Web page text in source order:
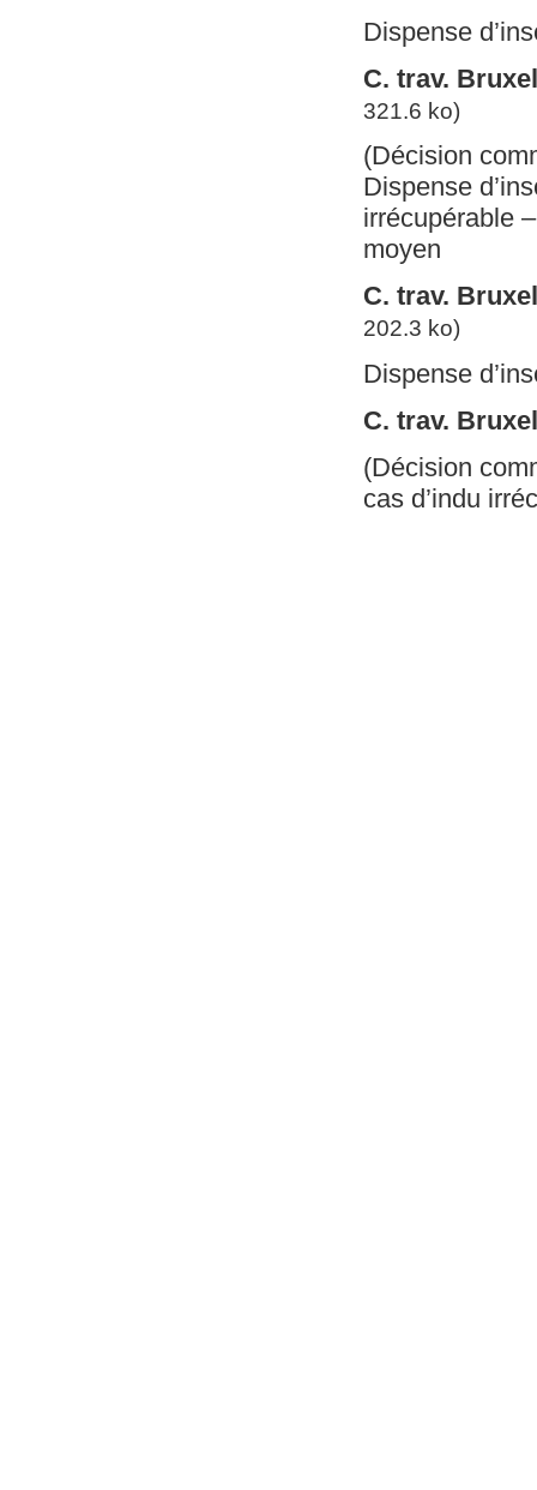
Dispense
C. trav.
321.6 ko)
(Décision
Dispense
irrécupérable
moyen
C. trav.
202.3 ko)
Dispense
C. trav.
(Décision
cas d’indu